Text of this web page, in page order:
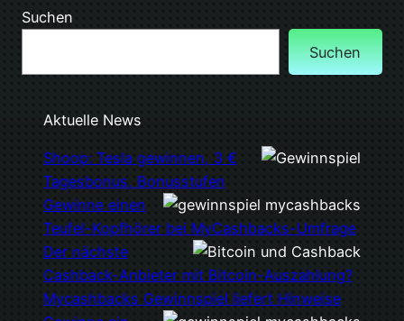
Suchen
Suchen
Aktuelle News
Shoop: Tesla gewinnen, 3 €
Tagesbonus, Bonusstufen
Gewinne einen
Teufel-Kopfhörer bei MyCashbacks-Umfrage
Der nächste
Cashback-Anbieter mit Bitcoin-Auszahlung?
Mycashbacks Gewinnspiel liefert Hinweise